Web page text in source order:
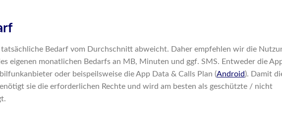
Bedarf vom Durchschnitt abweicht. Daher empfehlen wir die
eigenen monatlichen Bedarfs an MB, Minuten und ggf. SMS. Entweder die
oder beispeilsweise die App Data & Calls Plan (Android). Damit
sie die erforderlichen Rechte und wird am besten als geschützte / nicht